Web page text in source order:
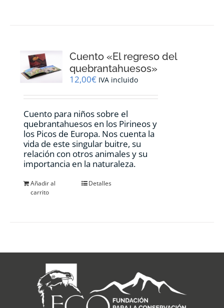
Cuento «El regreso del
quebrantahuesos»
12,00€ IVA incluido
Cuento para niños sobre el
quebrantahuesos en los Pirineos y
los Picos de Europa. Nos cuenta la
vida de este singular buitre, su
relación con otros animales y su
importancia en la naturaleza.
Añadir al
carrito
Detalles